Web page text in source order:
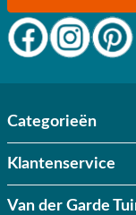
Categorieën
Klantenservice
Van der Garde